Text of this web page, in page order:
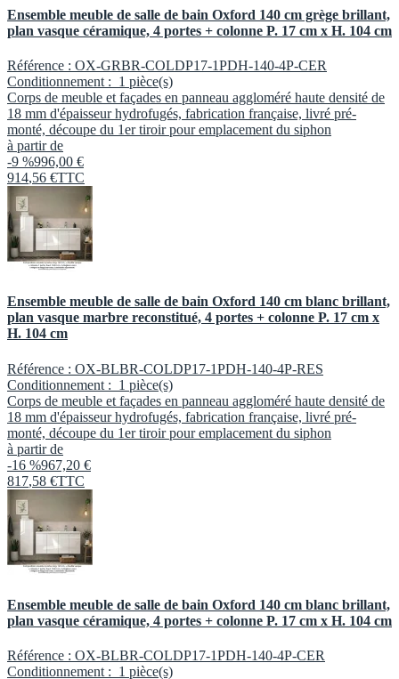
Ensemble meuble de salle de bain Oxford 140 cm grège brillant,
plan vasque céramique, 4 portes + colonne P. 17 cm x H. 104 cm
Référence : OX-GRBR-COLDP17-1PDH-140-4P-CER
Conditionnement : 1 pièce(s)
Corps de meuble et façades en panneau aggloméré haute densité de
18 mm d'épaisseur hydrofugés, fabrication française, livré pré-
monté, découpe du 1er tiroir pour emplacement du siphon
à partir de
-9 %996,00 €
914,56 €TTC
Ensemble meuble de salle de bain Oxford 140 cm blanc brillant,
plan vasque marbre reconstitué, 4 portes + colonne P. 17 cm x
H. 104 cm
Référence : OX-BLBR-COLDP17-1PDH-140-4P-RES
Conditionnement : 1 pièce(s)
Corps de meuble et façades en panneau aggloméré haute densité de
18 mm d'épaisseur hydrofugés, fabrication française, livré pré-
monté, découpe du 1er tiroir pour emplacement du siphon
à partir de
-16 %967,20 €
817,58 €TTC
Ensemble meuble de salle de bain Oxford 140 cm blanc brillant,
plan vasque céramique, 4 portes + colonne P. 17 cm x H. 104 cm
Référence : OX-BLBR-COLDP17-1PDH-140-4P-CER
Conditionnement : 1 pièce(s)